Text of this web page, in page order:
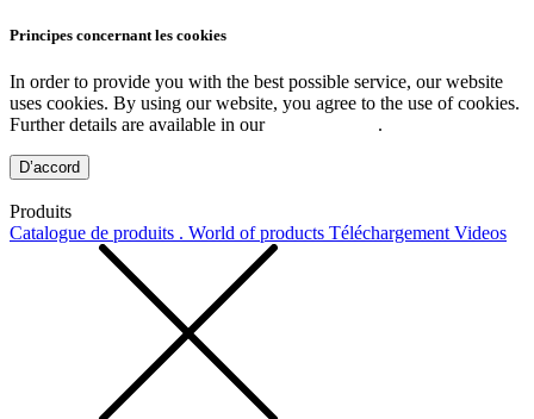
Principes concernant les cookies
In order to provide you with the best possible service, our website
uses cookies. By using our website, you agree to the use of cookies.
Further details are available in our
.
D’accord
Produits
Catalogue de produits . World of products Téléchargement Videos